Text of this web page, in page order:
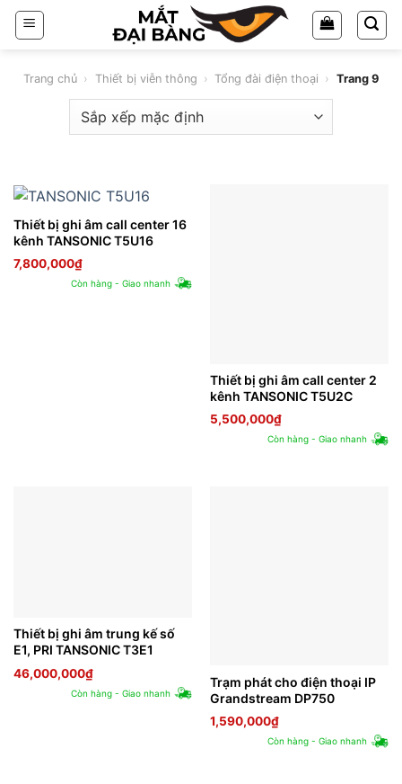
Chuyển
đến
dungTrang chủ › Thiết bị viễn thông › Tổng đài điện thoại › Trang 9
Thiết bị ghi âm call center 16
kênh TANSONIC T5U16
7,800,000₫
Còn hàng - Giao nhanh
Thiết bị ghi âm call center 2
kênh TANSONIC T5U2C
5,500,000₫
Còn hàng - Giao nhanh
Thiết bị ghi âm trung kế số
E1, PRI TANSONIC T3E1
46,000,000₫
Còn hàng - Giao nhanh
Trạm phát cho điện thoại IP
Grandstream DP750
1,590,000₫
Còn hàng - Giao nhanh